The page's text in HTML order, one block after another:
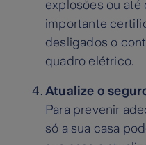
explosões ou
importante
desligados o
quadro elétrico.
Atualize o
Para prevenir
só a sua casa